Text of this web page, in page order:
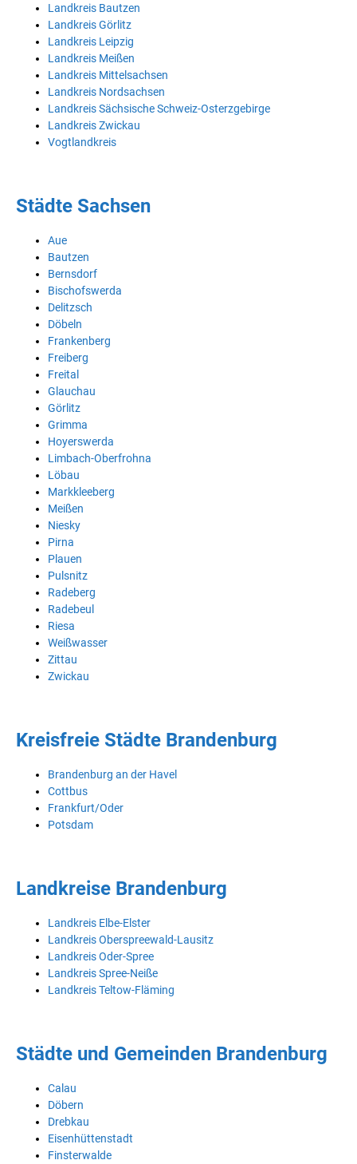
Landkreis Bautzen
Landkreis Görlitz
Landkreis Leipzig
Landkreis Meißen
Landkreis Mittelsachsen
Landkreis Nordsachsen
Landkreis Sächsische Schweiz-Osterzgebirge
Landkreis Zwickau
Vogtlandkreis
Städte Sachsen
Aue
Bautzen
Bernsdorf
Bischofswerda
Delitzsch
Döbeln
Frankenberg
Freiberg
Freital
Glauchau
Görlitz
Grimma
Hoyerswerda
Limbach-Oberfrohna
Löbau
Markkleeberg
Meißen
Niesky
Pirna
Plauen
Pulsnitz
Radeberg
Radebeul
Riesa
Weißwasser
Zittau
Zwickau
Kreisfreie Städte Brandenburg
Brandenburg an der Havel
Cottbus
Frankfurt/Oder
Potsdam
Landkreise Brandenburg
Landkreis Elbe-Elster
Landkreis Oberspreewald-Lausitz
Landkreis Oder-Spree
Landkreis Spree-Neiße
Landkreis Teltow-Fläming
Städte und Gemeinden Brandenburg
Calau
Döbern
Drebkau
Eisenhüttenstadt
Finsterwalde